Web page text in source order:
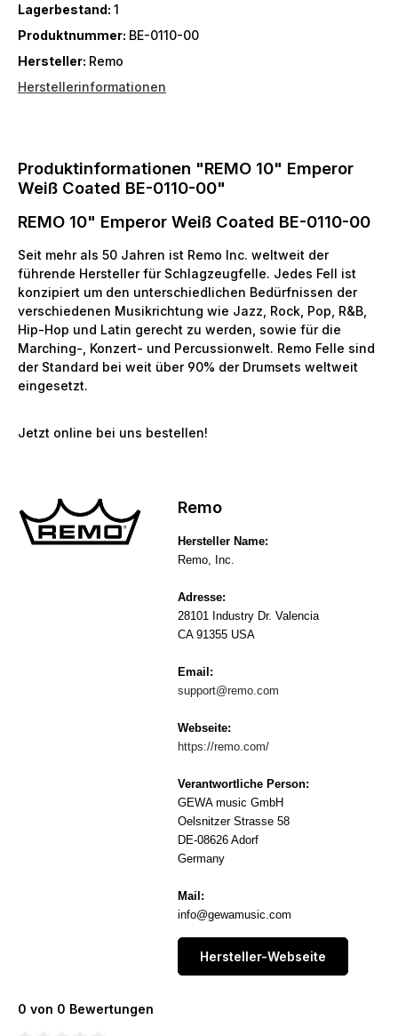
Lagerbestand: 1
Produktnummer: BE-0110-00
Hersteller: Remo
Herstellerinformationen
Produktinformationen "REMO 10" Emperor
Weiß Coated BE-0110-00"
REMO 10" Emperor Weiß Coated BE-0110-00
Seit mehr als 50 Jahren ist Remo Inc. weltweit der
führende Hersteller für Schlagzeugfelle. Jedes Fell ist
konzipiert um den unterschiedlichen Bedürfnissen der
verschiedenen Musikrichtung wie Jazz, Rock, Pop, R&B,
Hip-Hop und Latin gerecht zu werden, sowie für die
Marching-, Konzert- und Percussionwelt. Remo Felle sind
der Standard bei weit über 90% der Drumsets weltweit
eingesetzt.
Jetzt online bei uns bestellen!
Remo
Hersteller Name:
Remo, Inc.
Adresse:
28101 Industry Dr. Valencia
CA 91355 USA
Email:
support@remo.com
Webseite:
https://remo.com/
Verantwortliche Person:
GEWA music GmbH
Oelsnitzer Strasse 58
DE-08626 Adorf
Germany
Mail:
info@gewamusic.com
Hersteller-Webseite
0 von 0 Bewertungen